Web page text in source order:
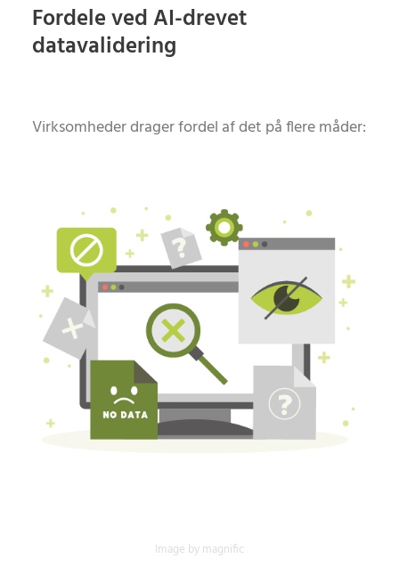
Fordele ved AI-drevet
datavalidering
Virksomheder drager fordel af det på flere måder:
Image by magnific